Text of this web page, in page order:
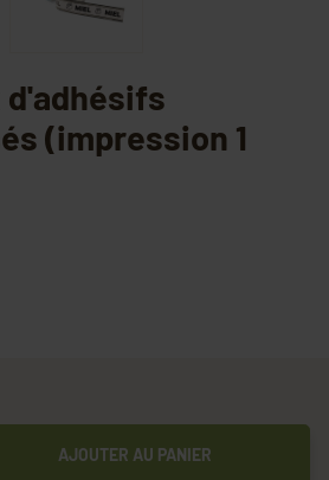
d'adhésifs
(impression 1
AJOUTER AU PANIER